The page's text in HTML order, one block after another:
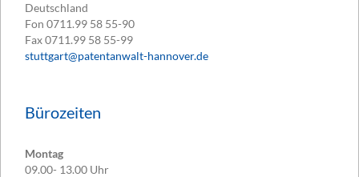
Deutschland
Fon 0711.99 58 55-90
Fax0711.99 58 55-99
stuttgart@patentanwalt-hannover.de
Bürozeiten
Montag
09.00- 13.00 Uhr